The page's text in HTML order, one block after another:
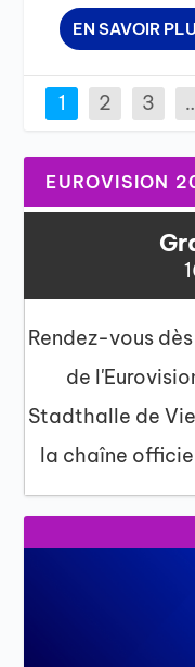
EN SAVOIR
1 2 3
EUROVISION
Rendez-vous
de
Stadthalle de
la chaîne